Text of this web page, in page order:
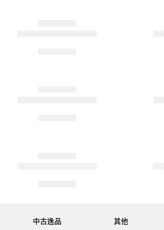
中古逸品 其他